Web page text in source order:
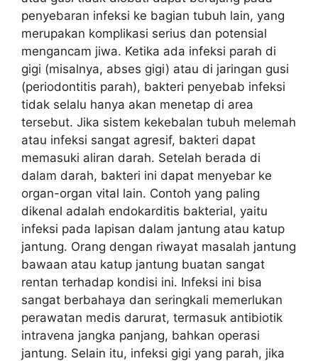
penyebaran infeksi ke bagian tubuh lain, yang
merupakan komplikasi serius dan potensial
mengancam jiwa. Ketika ada infeksi parah di
gigi (misalnya, abses gigi) atau di jaringan gusi
(periodontitis parah), bakteri penyebab infeksi
tidak selalu hanya akan menetap di area
tersebut. Jika sistem kekebalan tubuh melemah
atau infeksi sangat agresif, bakteri dapat
memasuki aliran darah. Setelah berada di
dalam darah, bakteri ini dapat menyebar ke
organ-organ vital lain. Contoh yang paling
dikenal adalah endokarditis bakterial, yaitu
infeksi pada lapisan dalam jantung atau katup
jantung. Orang dengan riwayat masalah jantung
bawaan atau katup jantung buatan sangat
rentan terhadap kondisi ini. Infeksi ini bisa
sangat berbahaya dan seringkali memerlukan
perawatan medis darurat, termasuk antibiotik
intravena jangka panjang, bahkan operasi
jantung. Selain itu, infeksi gigi yang parah, jika